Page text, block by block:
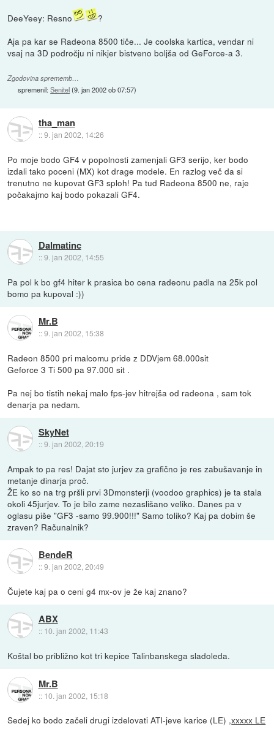
DeeYeey: Resno
?
Aja pa kar se Radeona 8500 tiče... Je coolska kartica, vendar ni
vsaj na 3D področju ni nikjer bistveno boljša od GeForce-a 3.
Zgodovina sprememb…
spremenil:Senitel(9. jan 2002 ob 07:57)
tha_man
::9. jan 2002, 14:26
Po moje bodo GF4 v popolnosti zamenjali GF3 serijo, ker bodo
izdali tako poceni (MX) kot drage modele. En razlog več da si
trenutno ne kupovat GF3 sploh! Pa tud Radeona 8500 ne, raje
počakajmo kaj bodo pokazali GF4.
Dalmatinc
::9. jan 2002, 14:55
Pa pol k bo gf4 hiter k prasica bo cena radeonu padla na 25k pol
bomo pa kupoval :))
Mr.B
::9. jan 2002, 15:38
Radeon 8500 pri malcomu pride z DDVjem 68.000sit
Geforce 3 Ti 500 pa 97.000 sit .
Pa nej bo tistih nekaj malo fps-jev hitrejša od radeona , sam tok
denarja pa nedam.
SkyNet
::9. jan 2002, 20:19
Ampak to pa res! Dajat sto jurjev za grafično je res zabušavanje in
metanje dinarja proč.
ŽE ko so na trg pršli prvi 3Dmonsterji (voodoo graphics) je ta stala
okoli 45jurjev. To je bilo zame nezaslišano veliko. Danes pa v
oglasu piše "GF3 -samo 99.900!!!" Samo toliko? Kaj pa dobim še
zraven? Računalnik?
BendeR
::9. jan 2002, 20:49
Čujete kaj pa o ceni g4 mx-ov je že kaj znano?
ABX
:: 10. jan 2002, 11:43
Koštal bo približno kot tri kepice Talinbanskega sladoleda.
Mr.B
:: 10. jan 2002, 15:18
Sedej ko bodo začeli drugi izdelovati ATI-jeve karice (LE) ,xxxxx LE